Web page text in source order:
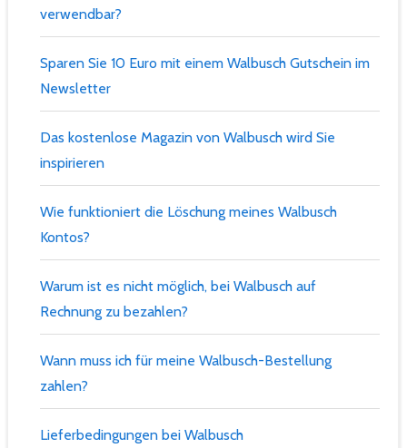
verwendbar?
Sparen Sie 10 Euro mit einem Walbusch Gutschein im
Newsletter
Das kostenlose Magazin von Walbusch wird Sie
inspirieren
Wie funktioniert die Löschung meines Walbusch
Kontos?
Warum ist es nicht möglich, bei Walbusch auf
Rechnung zu bezahlen?
Wann muss ich für meine Walbusch-Bestellung
zahlen?
Lieferbedingungen bei Walbusch